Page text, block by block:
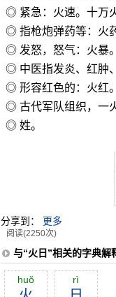
◎ 紧急：火速。十万
◎ 指枪炮弹药等：火
◎ 发怒，怒气：火暴
◎ 中医指发炎、红肿
◎ 形容红色的：火红
◎ 古代军队组织，一
◎ 姓。
分享到： 更多
阅读(2250次)
与“火日”相关的字典解
huŏ rì